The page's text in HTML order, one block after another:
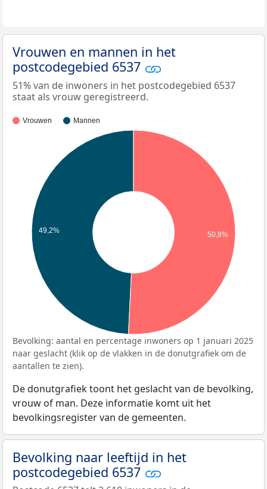
Vrouwen en mannen in het
postcodegebied 6537
51% van de inwoners in het postcodegebied 6537
staat als vrouw geregistreerd.
Vrouwen Mannen
49,2%
50,8%
Bevolking: aantal en percentage inwoners op 1 januari 2025
naar geslacht (klik op de vlakken in de donutgrafiek om de
aantallen te zien).
De donutgrafiek toont het geslacht van de bevolking,
vrouw of man. Deze informatie komt uit het
bevolkingsregister van de gemeenten.
Bevolking naar leeftijd in het
postcodegebied 6537